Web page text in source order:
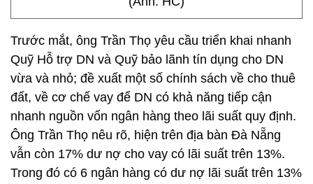
Trước mắt, ông Trần Thọ yêu cầu triển khai nhanh
Quỹ Hỗ trợ DN và Quỹ bảo lãnh tín dụng cho DN
vừa và nhỏ; đề xuất một số chính sách về cho thuê
đất, về cơ chế vay để DN có khả năng tiếp cận
nhanh nguồn vốn ngân hàng theo lãi suất quy định.
Ông Trần Thọ nêu rõ, hiện trên địa bàn Đà Nẵng
vẫn còn 17% dư nợ cho vay có lãi suất trên 13%.
Trong đó có 6 ngân hàng có dư nợ lãi suất trên 13%